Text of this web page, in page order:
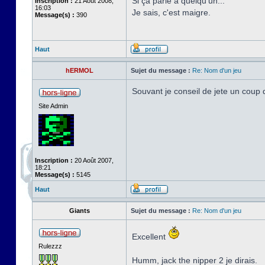
16:03
Message(s) : 390
Je sais, c'est maigre.
Haut
hERMOL Sujet du message : Re: Nom d'un jeu
Site Admin
Inscription : 20 Août 2007,
18:21
Message(s) : 5145
Souvant je conseil de jete un
Haut
Giants Sujet du message : Re: Nom d'un jeu
Rulezzz
Excellent
Humm, jack the nipper 2 je dirais.